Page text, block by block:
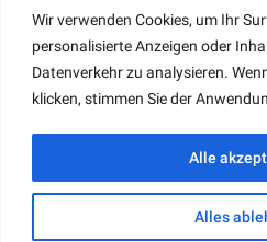
Wir verwenden Cookies, um Ihr
personalisierte Anzeigen oder
Datenverkehr zu analysieren.
klicken, stimmen Sie der
Alles
Alle
Kontakt
Profiloplast